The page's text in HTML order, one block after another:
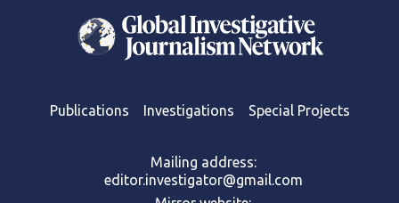
Publications Investigations Special Projects
Mailing address:
editor.investigator@gmail.com